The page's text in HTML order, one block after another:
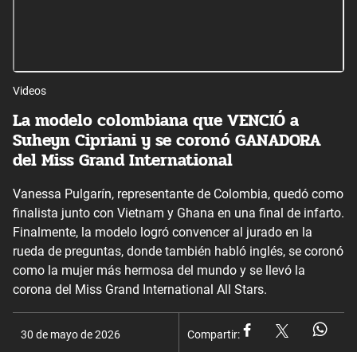
Videos
La modelo colombiana que VENCIÓ a
Suheyn Cipriani y se coronó GANADORA
del Miss Grand International
Vanessa Pulgarín, representante de Colombia, quedó como
finalista junto con Vietnam y Ghana en una final de infarto.
Finalmente, la modelo logró convencer al jurado en la
rueda de preguntas, donde también habló inglés, se coronó
como la mujer más hermosa del mundo y se llevó la
corona del Miss Grand International All Stars.
30 de mayo de 2026 Compartir: